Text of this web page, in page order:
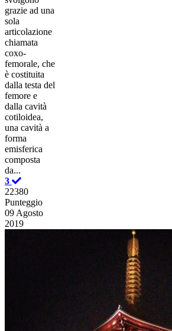
grazie ad una
sola
articolazione
chiamata
coxo-
femorale, che
è costituita
dalla testa del
femore e
dalla cavità
cotiloidea,
una cavità a
forma
emisferica
composta
da...
3
22380
Punteggio
09 Agosto
2019